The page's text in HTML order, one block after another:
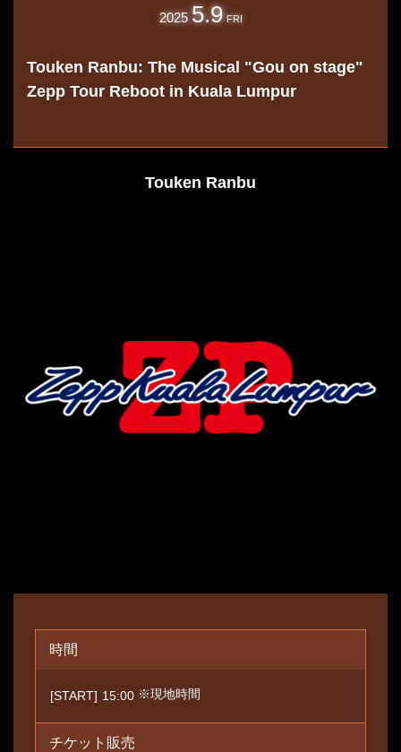
2025 5.9 FRI
Touken Ranbu: The Musical "Gou on stage"
Zepp Tour Reboot in Kuala Lumpur
Touken Ranbu
時間
[START] 15:00 ※現地時間
チケット販売